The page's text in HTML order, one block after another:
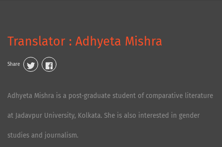
Translator : Adhyeta Mishra
Share
Adhyeta Mishra is a post-graduate student of comparative literature
at Jadavpur University, Kolkata. She is also interested in gender
studies and journalism.